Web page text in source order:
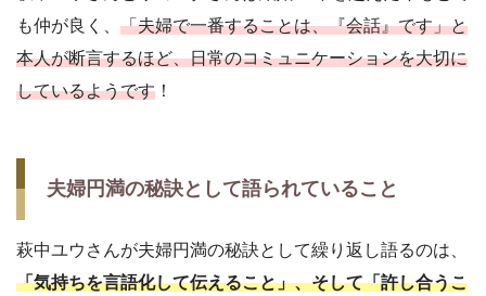
も仲が良く、 「夫婦で一番することは、『会話』です」と
本人が断言するほど、日常のコミュニケーションを大切に
しているようです ！
夫婦円満の秘訣として語られていること
萩中ユウさんが夫婦円満の秘訣として繰り返し語るのは、
「気持ちを言語化して伝えること」、そして「許し合うこ